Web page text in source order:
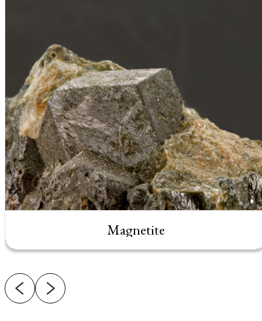
Magnetite